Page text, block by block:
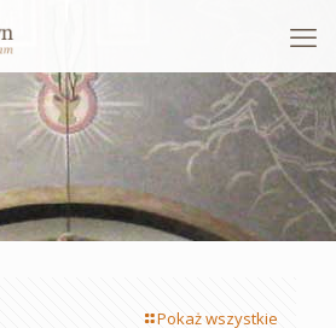
Pokaż wszystkie